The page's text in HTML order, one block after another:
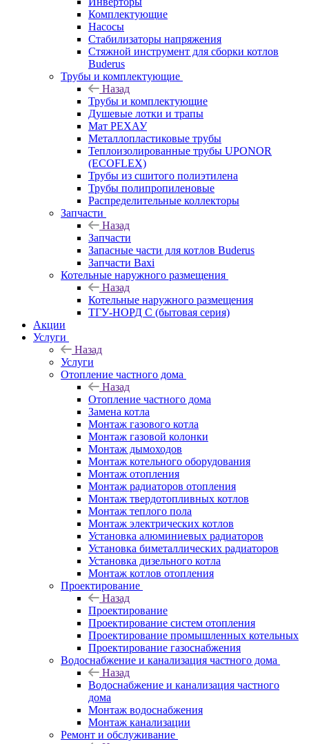
Комплектующие
Насосы
Стабилизаторы напряжения
Стяжной инструмент для сборки котлов
Buderus
Трубы и комплектующие
Назад
Трубы и комплектующие
Душевые лотки и трапы
Мат РЕХАУ
Металлопластиковые трубы
Теплоизолированные трубы UPONOR
(ECOFLEX)
Трубы из сшитого полиэтилена
Трубы полипропиленовые
Распределительные коллекторы
Запчасти
Назад
Запчасти
Запасные части для котлов Buderus
Запчасти Baxi
Котельные наружного размещения
Назад
Котельные наружного размещения
ТГУ-НОРД С (бытовая серия)
Акции
Услуги
Назад
Услуги
Отопление частного дома
Назад
Отопление частного дома
Замена котла
Монтаж газового котла
Монтаж газовой колонки
Монтаж дымоходов
Монтаж котельного оборудования
Монтаж отопления
Монтаж радиаторов отопления
Монтаж твердотопливных котлов
Монтаж теплого пола
Монтаж электрических котлов
Установка алюминиевых радиаторов
Установка биметаллических радиаторов
Установка дизельного котла
Монтаж котлов отопления
Проектирование
Назад
Проектирование
Проектирование систем отопления
Проектирование промышленных котельных
Проектирование газоснабжения
Водоснабжение и канализация частного дома
Назад
Водоснабжение и канализация частного
дома
Монтаж водоснабжения
Монтаж канализации
Ремонт и обслуживание